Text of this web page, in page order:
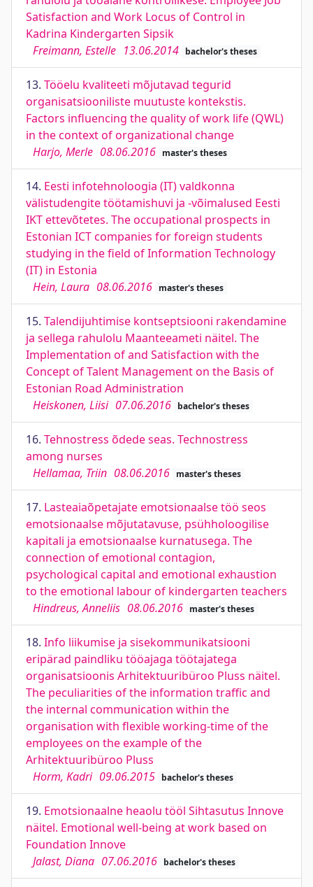
Satisfaction and Work Locus of Control in
Kadrina Kindergarten Sipsik
Freimann, Estelle 13.06.2014 bachelor's theses
13. Tööelu kvaliteeti mõjutavad tegurid
organisatsiooniliste muutuste kontekstis.
Factors influencing the quality of work life (QWL)
in the context of organizational change
Harjo, Merle 08.06.2016 master's theses
14. Eesti infotehnoloogia (IT) valdkonna
välistudengite töötamishuvi ja -võimalused Eesti
IKT ettevõtetes. The occupational prospects in
Estonian ICT companies for foreign students
studying in the field of Information Technology
(IT) in Estonia
Hein, Laura 08.06.2016 master's theses
15. Talendijuhtimise kontseptsiooni rakendamine
ja sellega rahulolu Maanteeameti näitel. The
Implementation of and Satisfaction with the
Concept of Talent Management on the Basis of
Estonian Road Administration
Heiskonen, Liisi 07.06.2016 bachelor's theses
16. Tehnostress õdede seas. Technostress
among nurses
Hellamaa, Triin 08.06.2016 master's theses
17. Lasteaiaõpetajate emotsionaalse töö seos
emotsionaalse mõjutatavuse, psühholoogilise
kapitali ja emotsionaalse kurnatusega. The
connection of emotional contagion,
psychological capital and emotional exhaustion
to the emotional labour of kindergarten teachers
Hindreus, Anneliis 08.06.2016 master's theses
18. Info liikumise ja sisekommunikatsiooni
eripärad paindliku tööajaga töötajatega
organisatsioonis Arhitektuuribüroo Pluss näitel.
The peculiarities of the information traffic and
the internal communication within the
organisation with flexible working-time of the
employees on the example of the
Arhitektuuribüroo Pluss
Horm, Kadri 09.06.2015 bachelor's theses
19. Emotsionaalne heaolu tööl Sihtasutus Innove
näitel. Emotional well-being at work based on
Foundation Innove
Jalast, Diana 07.06.2016 bachelor's theses